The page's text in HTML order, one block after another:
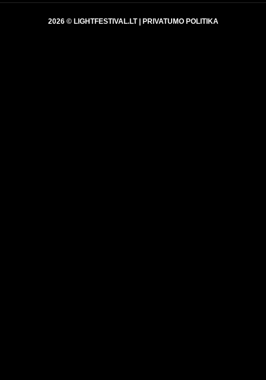
2026 © LIGHTFESTIVAL.LT | PRIVATUMO POLITIKA